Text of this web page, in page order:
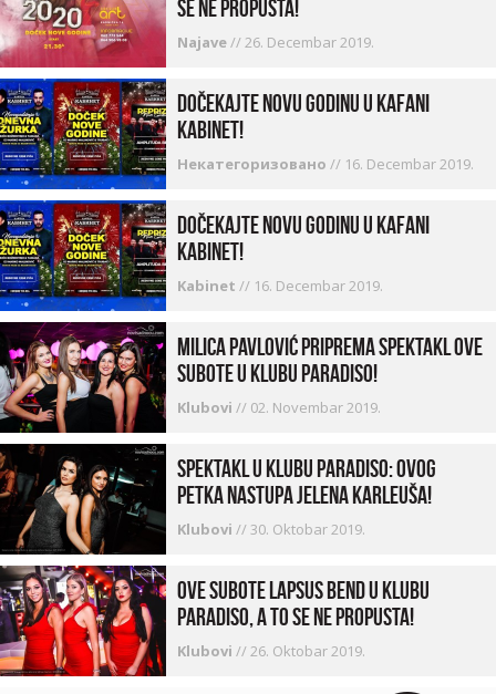
se ne propušta!
Najave//26. Decembar 2019.
Dočekajte Novu godinu u kafani
Kabinet!
Некатегоризовано // 16. Decembar 2019.
Dočekajte Novu godinu u kafani
Kabinet!
Kabinet // 16. Decembar 2019.
Milica Pavlović priprema spektakl ove
subote u klubu Paradiso!
Klubovi // 02. Novembar 2019.
Spektakl u klubu Paradiso: Ovog
petka nastupa Jelena Karleuša!
Klubovi //30. Oktobar 2019.
Ove subote Lapsus bend u klubu
Paradiso, a to se ne propusta!
Klubovi //26. Oktobar 2019.